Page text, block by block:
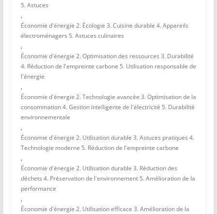
5. Astuces
,
Économie d'énergie 2. Écologie 3. Cuisine durable 4. Appareils
électroménagers 5. Astuces culinaires
,
Économie d'énergie 2. Optimisation des ressources 3. Durabilité
4. Réduction de l'empreinte carbone 5. Utilisation responsable de
l'énergie
,
Économie d'énergie 2. Technologie avancée 3. Optimisation de la
consommation 4. Gestion intelligente de l'électricité 5. Durabilité
environnementale
,
Économie d'énergie 2. Utilisation durable 3. Astuces pratiques 4.
Technologie moderne 5. Réduction de l'empreinte carbone
,
Économie d'énergie 2. Utilisation durable 3. Réduction des
déchets 4. Préservation de l'environnement 5. Amélioration de la
performance
,
Économie d'énergie 2. Utilisation efficace 3. Amélioration de la